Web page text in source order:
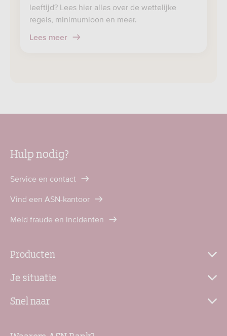
leeftijd? Lees hier alles over de wettelijke
regels, minimumloon en meer.
Lees meer
Hulp nodig?
Service en contact
Vind een ASN-kantoor
Meld fraude en incidenten
Producten
Je situatie
Snel naar